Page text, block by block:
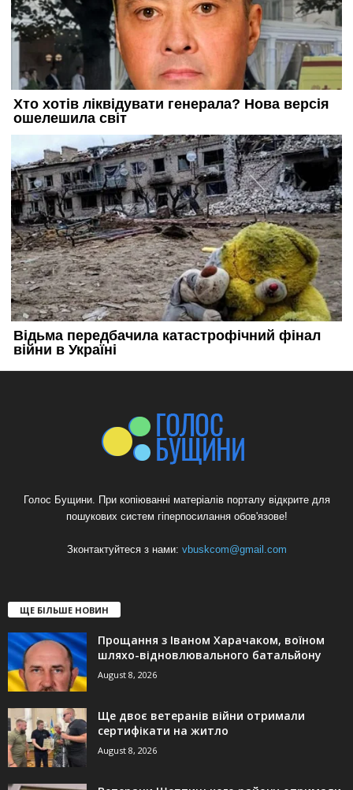
Голос Бущини. При копіюванні матеріалів порталу відкрите для
пошукових систем гіперпосилання обов'язове!
Зконтактуйтеся з нами: vbuskcom@gmail.com
ЩЕ БІЛЬШЕ НОВИН
Прощання з Іваном Харачаком, воїном
шляхо-відновлювального батальйону
August 8, 2026
Ще двоє ветеранів війни отримали
сертифікати на житло
August 8, 2026